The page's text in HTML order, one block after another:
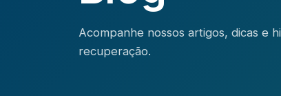
Acompanhe nossos artigos, dicas e
recuperação.